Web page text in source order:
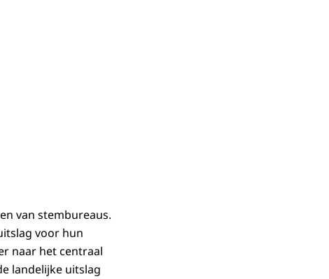
van stembureaus.
voor hun
naar het centraal
landelijke uitslag